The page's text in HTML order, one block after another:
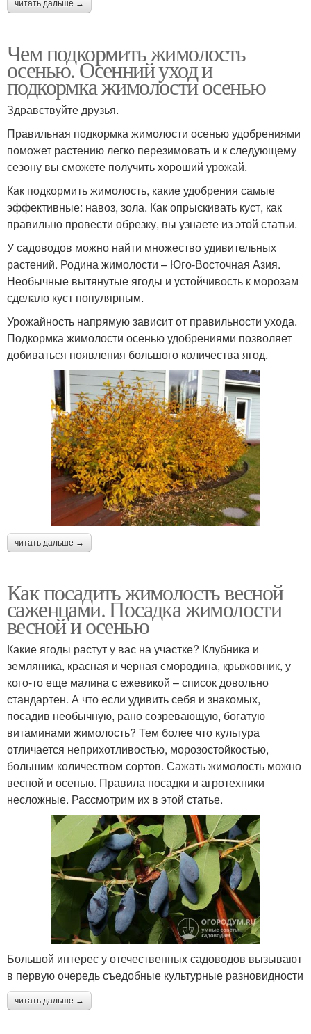
читать дальше →
Чем подкормить жимолость
осенью. Осенний уход и
подкормка жимолости осенью
Здравствуйте друзья.
Правильная подкормка жимолости осенью удобрениями
поможет растению легко перезимовать и к следующему
сезону вы сможете получить хороший урожай.
Как подкормить жимолость, какие удобрения самые
эффективные: навоз, зола. Как опрыскивать куст, как
правильно провести обрезку, вы узнаете из этой статьи.
У садоводов можно найти множество удивительных
растений. Родина жимолости – Юго-Восточная Азия.
Необычные вытянутые ягоды и устойчивость к морозам
сделало куст популярным.
Урожайность напрямую зависит от правильности ухода.
Подкормка жимолости осенью удобрениями позволяет
добиваться появления большого количества ягод.
читать дальше →
Как посадить жимолость весной
саженцами. Посадка жимолости
весной и осенью
Какие ягоды растут у вас на участке? Клубника и
земляника, красная и черная смородина, крыжовник, у
кого-то еще малина с ежевикой – список довольно
стандартен. А что если удивить себя и знакомых,
посадив необычную, рано созревающую, богатую
витаминами жимолость? Тем более что культура
отличается неприхотливостью, морозостойкостью,
большим количеством сортов. Сажать жимолость можно
весной и осенью. Правила посадки и агротехники
несложные. Рассмотрим их в этой статье.
Большой интерес у отечественных садоводов вызывают
в первую очередь съедобные культурные разновидности
читать дальше →